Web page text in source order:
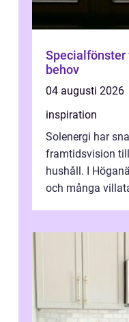
Specialfönster
behov
04 augusti 2026
inspiration
Solenergi har
framtidsvision
hushåll. I
och många